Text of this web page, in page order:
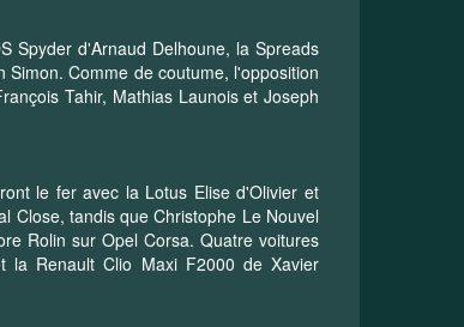
Spyder d'Arnaud Delhoune, la Spreads
Simon. Comme de coutume, l'opposition
Tahir, Mathias Launois et Joseph
le fer avec la Lotus Elise d'Olivier et
Close, tandis que Christophe Le Nouvel
Rolin sur Opel Corsa. Quatre voitures
la Renault Clio Maxi F2000 de Xavier